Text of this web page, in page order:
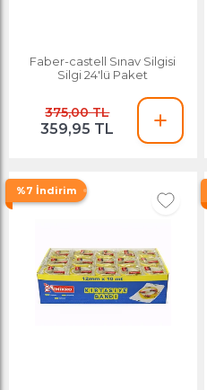
Faber-castell Sınav Silgisi
Silgi 24'lü Paket
375,00 TL
359,95 TL
%7 İndirim